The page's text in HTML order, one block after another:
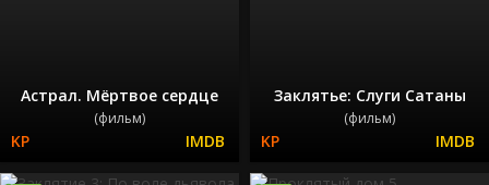
Астрал. Мёртвое сердце
(фильм)
Заклятье: Слуги Сатаны
(фильм)